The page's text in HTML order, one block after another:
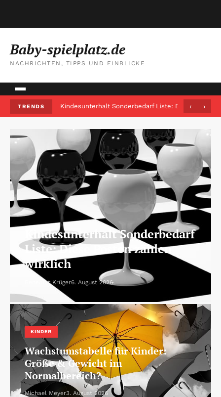
Baby-spielplatz.de
NACHRICHTEN, TIPPS UND EINBLICKE
TRENDS Kindesunterhalt Sonderbedarf Liste: Diese Posten
‹ ›
Kindesunterhalt Sonderbedarf
Liste: Diese Posten zählen
wirklich
Benedikt Krüger6. August 2026
KINDER
Wachstumstabelle für Kinder:
Größe & Gewicht im
Normalbereich?
Michael Meyer3. August 2026